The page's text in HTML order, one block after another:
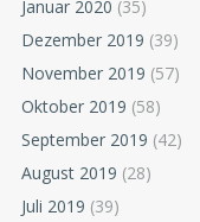
Januar 2020 (35)
Dezember 2019 (39)
November 2019 (57)
Oktober 2019 (58)
September 2019 (42)
August 2019 (28)
Juli 2019 (39)